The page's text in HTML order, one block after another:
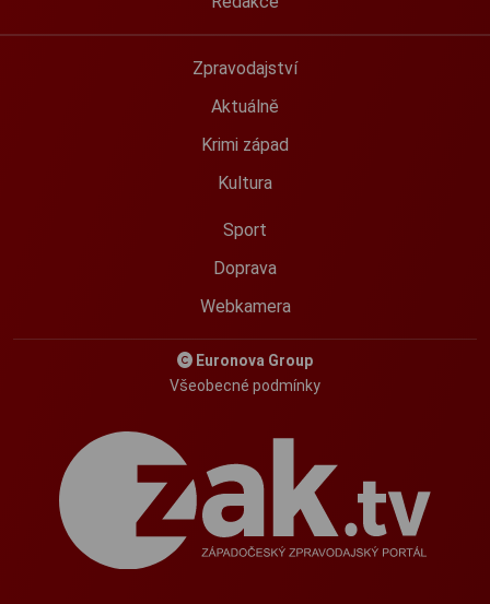
Zpravodajství
Aktuálně
Krimi západ
Kultura
Sport
Doprava
Webkamera
Euronova Group
Všeobecné podmínky